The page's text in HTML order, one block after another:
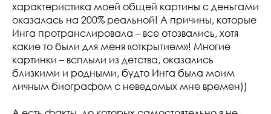
характеристика моей общей картины с деньгами
оказалась на 200% реальной! А причины, которые
Инга протранслировала – все отозвались, хотя
какие то были для меня «открытием»! Многие
картинки – всплыли из детства, оказались
близкими и родными, будто Инга была моим
личным биографом с неведомых мне времен))